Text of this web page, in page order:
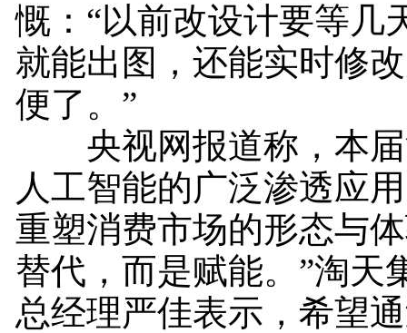
慨：“以前改设计要等几
就能出图，还能实时修
便了。”
央视网报道称，本届
人工智能的广泛渗透应
重塑消费市场的形态与
替代，而是赋能。”淘天
总经理严佳表示，希望